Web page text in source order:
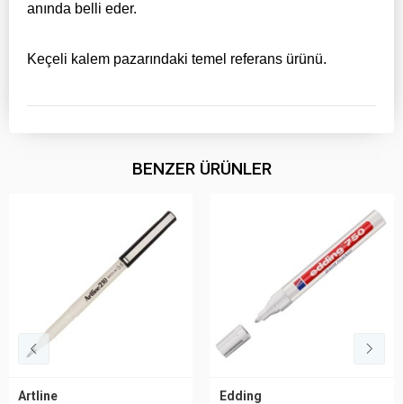
anında belli eder.
Keçeli kalem pazarındaki temel referans ürünü.
BENZER ÜRÜNLER
Artline Edding